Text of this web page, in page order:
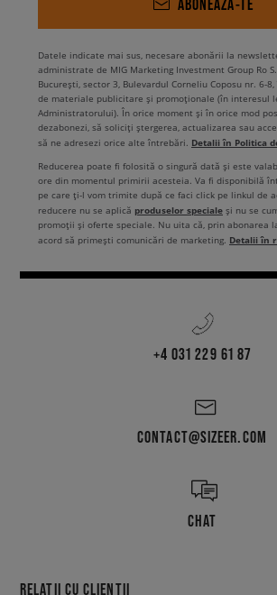
Datele indicate mai sus, necesare abonării la
administrate de MIG Marketing Investment Group Ro
București, sector 3, Bulevardul Corneliu Coposu nr. 6-
de materiale publicitare și promoționale (în interesul
Administratorului). În orice moment și în orice mod
dezabonezi, să soliciți ștergerea, actualizarea sau
să ne adresezi orice alte întrebări. Detalii în Politica
Reducerea poate fi folosită o singură dată și este
ore din momentul primirii acesteia. Va fi disponibilă
pe care ți-l vom trimite după ce faci click pe linkul de
reducere nu se aplică produselor speciale și nu se
promoții și oferte speciale. Nu uita că, prin abonarea
acord să primești comunicări de marketing. Detalii în
+4 031 229 61 87
CONTACT@SIZEER.COM
CHAT
RELAȚII CU CLIENȚII